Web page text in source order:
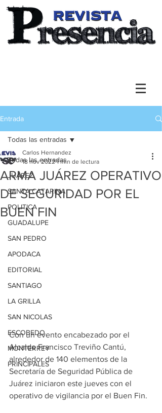
Entrada
Todas las entradas
JUAREZ
SANTA CATARINA
POLITICA
GUADALUPE
SAN PEDRO
APODACA
EDITORIAL
SANTIAGO
LA GRILLA
SAN NICOLAS
ESCOBEDO
MONTERREY
PRINCIPALES
Todas las entradas
ARMA JUÁREZ OPERATIVO
DE SEGURIDAD POR EL
BUEN FIN
Carlos Hernandez
18 nov 2022 1 min de lectura
Con un evento encabezado por el
Alcalde Francisco Treviño Cantú,
alrededor de 140 elementos de la
Secretaría de Seguridad Pública de
Juárez iniciaron este jueves con el
operativo de vigilancia por el Buen Fin.